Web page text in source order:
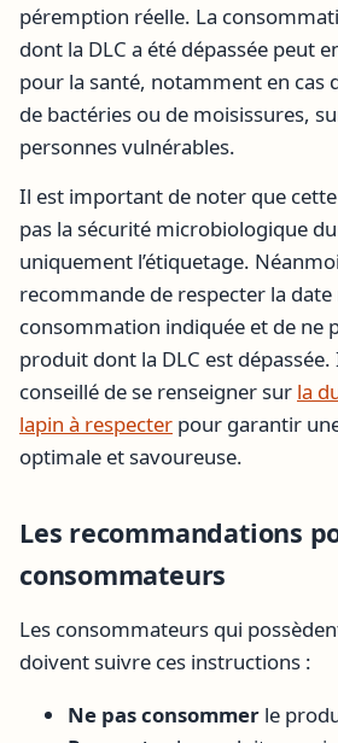
péremption réelle. La
dont la DLC a été dépassée peut
pour la santé, notamment en cas
de bactéries ou de moisissures,
personnes vulnérables.
Il est important de noter que
pas la sécurité microbiologique
uniquement l’étiquetage.
recommande de respecter la date
consommation indiquée et de ne
produit dont la DLC est
conseillé de se renseigner sur la
lapin à respecter pour garantir
optimale et savoureuse.
Les recommandations
consommateurs
Les consommateurs qui
doivent suivre ces instructions :
Ne pas consommer le